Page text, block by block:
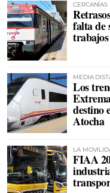
falta de
MEDIA
Los
destino
Atocha
LA
ESPAÑA
FIAA